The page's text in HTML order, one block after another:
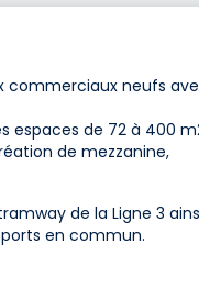
commerciaux neufs
espaces de 72 à 400
de mezzanine,
de la Ligne 3
en commun.